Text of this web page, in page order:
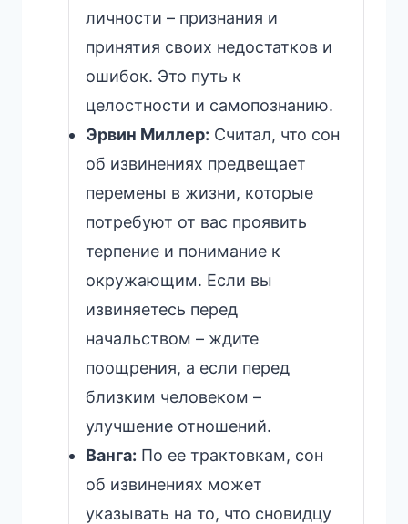
личности – признания и
принятия своих недостатков и
ошибок. Это путь к
целостности и самопознанию.
Эрвин Миллер: Считал, что сон
об извинениях предвещает
перемены в жизни, которые
потребуют от вас проявить
терпение и понимание к
окружающим. Если вы
извиняетесь перед
начальством – ждите
поощрения, а если перед
близким человеком –
улучшение отношений.
Ванга: По ее трактовкам, сон
об извинениях может
указывать на то, что сновидцу